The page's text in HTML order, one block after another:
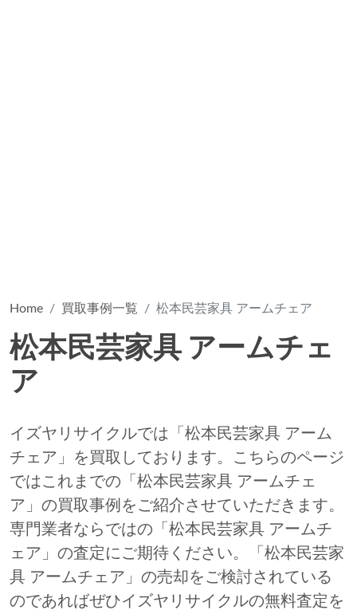
Home 買取事例一覧 松本民芸家具 アームチェア
松本民芸家具 アームチェ
ア
イズヤリサイクルでは「松本民芸家具 アーム
チェア」を買取しております。こちらのページ
ではこれまでの「松本民芸家具 アームチェ
ア」の買取事例をご紹介させていただきます。
専門業者ならではの「松本民芸家具 アームチ
ェア」の査定にご期待ください。「松本民芸家
具 アームチェア」の売却をご検討されている
のであればぜひイズヤリサイクルの無料査定を